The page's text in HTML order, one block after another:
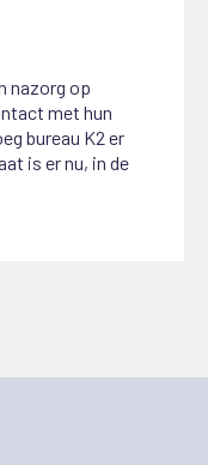
nazorg op
met hun
bureau K2 er
is er nu, in de